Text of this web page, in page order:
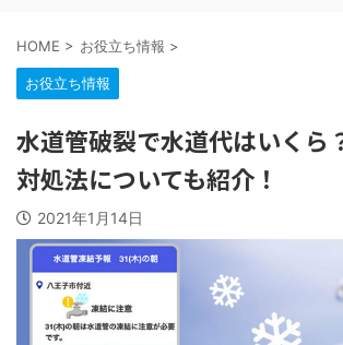
HOME > お役立ち情報 >
お役立ち情報
水道管破裂で水道代はいくら
対処法についても紹介！
2021年1月14日